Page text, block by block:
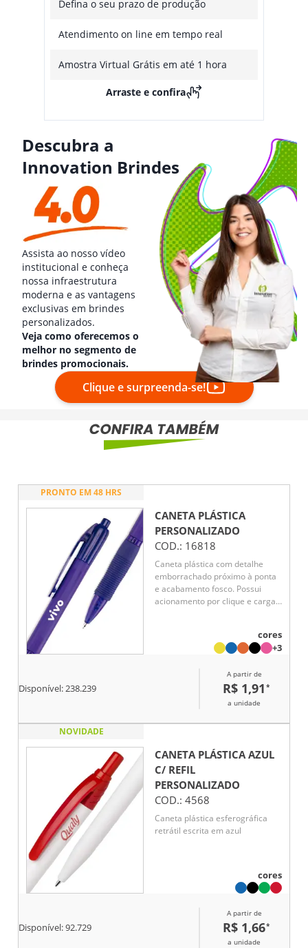
Defina o seu prazo de produção
Atendimento on line em tempo real
Amostra Virtual Grátis em até 1 hora
Arraste e confira
Descubra a
Innovation Brindes
Assista ao nosso vídeo
institucional e conheça
nossa infraestrutura
moderna e as vantagens
exclusivas em brindes
personalizados.
Veja como oferecemos o
melhor no segmento de
brindes promocionais.
Clique e surpreenda-se!
PRONTO EM 48 HRS
CANETA PLÁSTICA
PERSONALIZADO
COD.: 16818
Caneta plástica com detalhe
emborrachado próximo à ponta
e acabamento fosco. Possui
acionamento por clique e carga
cores
+3
Disponível:238.239
A partir de
R$ 1,91 *
a unidade
NOVIDADE
CANETA PLÁSTICA AZUL
C/ REFIL
PERSONALIZADO
COD.: 4568
Caneta plástica esferográfica
retrátil escrita em azul
cores
Disponível:92.729
A partir de
R$ 1,66*
a unidade